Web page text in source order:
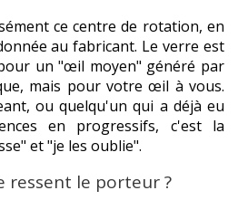
ce centre de rotation, en
au fabricant. Le verre est
un "œil moyen" généré par
mais pour votre œil à vous.
ou quelqu'un qui a déjà eu
en progressifs, c'est la
et "je les oublie".
ressent le porteur ?